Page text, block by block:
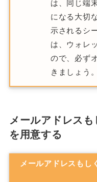
は、同じ端
になる大切
示されるシ
は、ウォレ
ので、必ず
きましょう。
メールアドレス
を用意する
メールアドレスもし